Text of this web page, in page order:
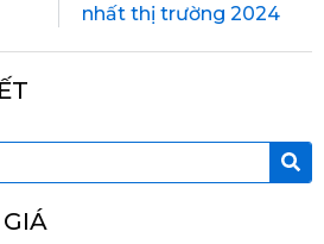
nhất thị trường 2024
Tìm